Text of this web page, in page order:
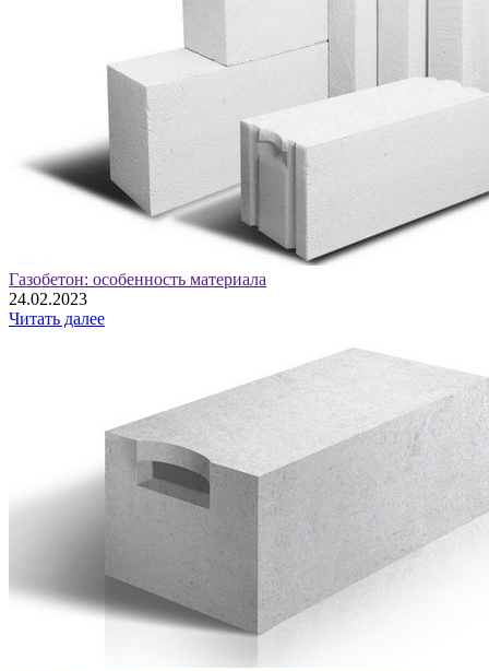
Газобетон: особенность материала
24.02.2023
Читать далее